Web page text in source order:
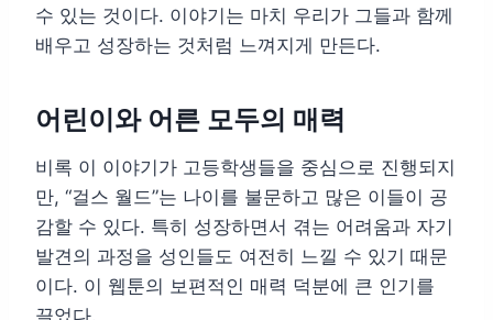
수 있는 것이다. 이야기는 마치 우리가 그들과 함께
배우고 성장하는 것처럼 느껴지게 만든다.
어린이와 어른 모두의 매력
비록 이 이야기가 고등학생들을 중심으로 진행되지
만, “걸스 월드”는 나이를 불문하고 많은 이들이 공
감할 수 있다. 특히 성장하면서 겪는 어려움과 자기
발견의 과정을 성인들도 여전히 느낄 수 있기 때문
이다. 이 웹툰의 보편적인 매력 덕분에 큰 인기를
끌었다.